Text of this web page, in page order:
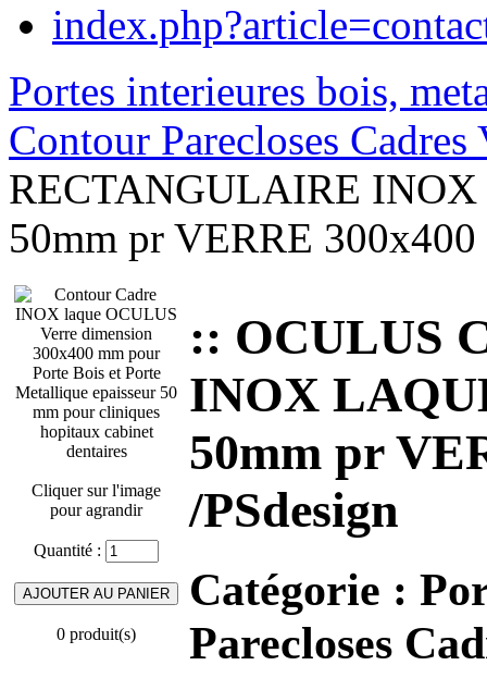
Portes interieures bois,
Contour Parecloses Cadres
RECTANGULAIRE
50mm pr VERRE
Cliquer sur l'image
pour agrandir
Quantité :
0 produit(s)
:: OCULUS
INOX
50mm pr
/PSdesign
Catégorie :
Parecloses